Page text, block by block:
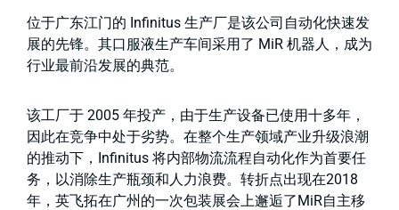
位于广东江门的 Infinitus 生产厂是该公司自动化快速发
展的先锋。其口服液生产车间采用了 MiR 机器人，成为
行业最前沿发展的典范。
该工厂于 2005 年投产，由于生产设备已使用十多年，
因此在竞争中处于劣势。在整个生产领域产业升级浪潮
的推动下，Infinitus 将内部物流流程自动化作为首要任
务，以消除生产瓶颈和人力浪费。转折点出现在2018
年，英飞拓在广州的一次包装展会上邂逅了MiR自主移